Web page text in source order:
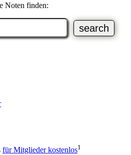
Noten finden:
für Mitglieder kostenlos1